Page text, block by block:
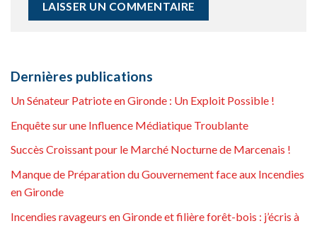
Dernières publications
Un Sénateur Patriote en Gironde : Un Exploit Possible !
Enquête sur une Influence Médiatique Troublante
Succès Croissant pour le Marché Nocturne de Marcenais !
Manque de Préparation du Gouvernement face aux Incendies
en Gironde
Incendies ravageurs en Gironde et filière forêt-bois : j’écris à